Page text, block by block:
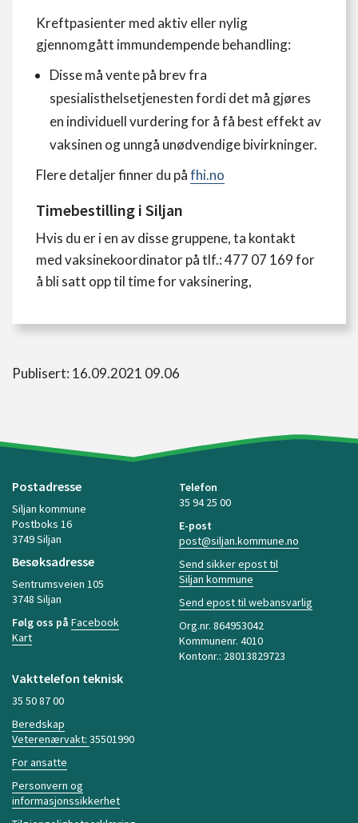
Kreftpasienter med aktiv eller nylig
gjennomgått immundempende behandling:
Disse må vente på brev fra
spesialisthelsetjenesten fordi det må gjøres
en individuell vurdering for å få best effekt av
vaksinen og unngå unødvendige bivirkninger.
Flere detaljer finner du påfhi.no
Timebestilling i Siljan
Hvis du er i en av disse gruppene, ta kontakt
med vaksinekoordinator på tlf.: 477 07 169 for
å bli satt opp til time for vaksinering,
Publisert: 16.09.2021 09.06
Postadresse
Siljan kommune
Postboks 16
3749 Siljan
Besøksadresse
Sentrumsveien 105
3748 Siljan
Følg oss på Facebook
Kart
Telefon
35 94 25 00
E-post
post@siljan.kommune.no
Send sikker epost til
Siljan kommune
Send epost til webansvarlig
Org.nr. 864953042
Kommunenr. 4010
Kontonr.: 28013829723
Vakttelefon teknisk
35 50 87 00
Beredskap
Veterenærvakt: 35501990
For ansatte
Personvern og
informasjonssikkerhet